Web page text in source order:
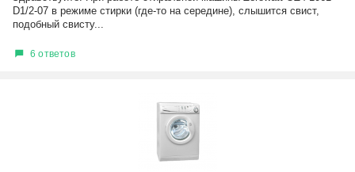
D1/2-07 в режиме стирки (где-то на середине), слышится свист,
подобный свисту...
6 ответов